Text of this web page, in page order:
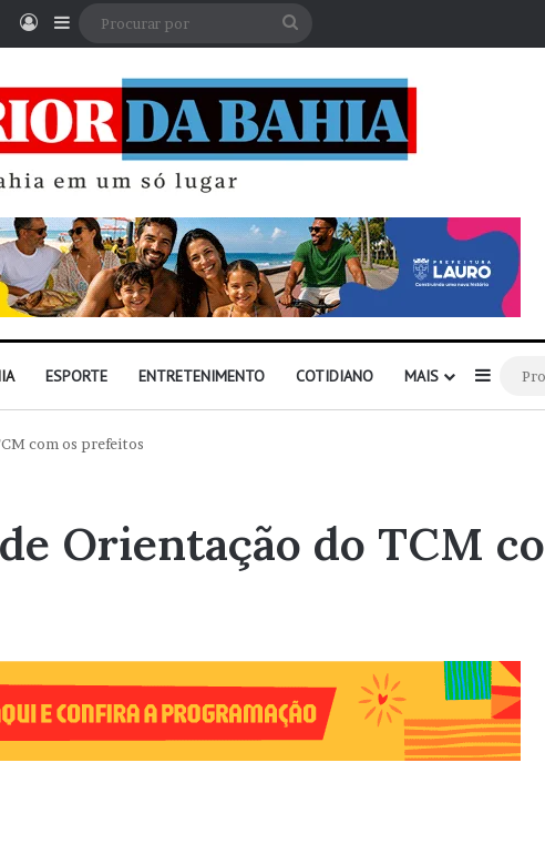
EntrarBarra Lateral
ESPORTE ENTRETENIMENTO COTIDIANO MAIS
com os prefeitos
Orientação do TCM